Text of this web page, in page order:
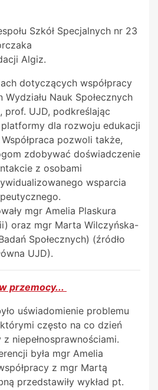
Szkół Specjalnych nr 23
Algiz.
dotyczących współpracy
Wydziału Nauk Społecznych
prof. UJD, podkreślając
dla rozwoju edukacji
pozwoli także,
zdobywać doświadczenie
z osobami
wsparcia
mgr Amelia Plaskura
oraz mgr Marta Wilczyńska-
Społecznych) (źródło
UJD).
przemocy...
uświadomienie problemu
często na co dzień
niepełnosprawnościami.
była mgr Amelia
z mgr Martą
przedstawiły wykład pt.